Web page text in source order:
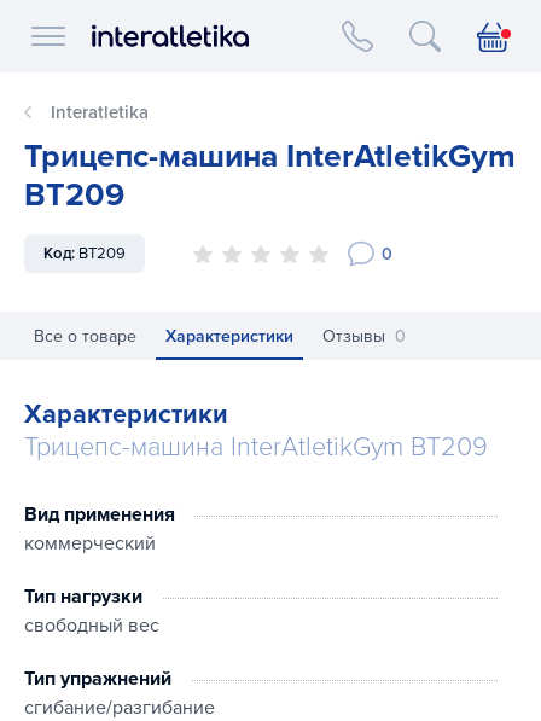
Interatletika logo
Interatletika
Трицепс-машина InterAtletikGym
BT209
Код: BT209 0
Все о товаре Характеристики Отзывы 0
Характеристики
Трицепс-машина InterAtletikGym BT209
Вид применения
коммерческий
Тип нагрузки
свободный вес
Тип упражнений
сгибание/разгибание